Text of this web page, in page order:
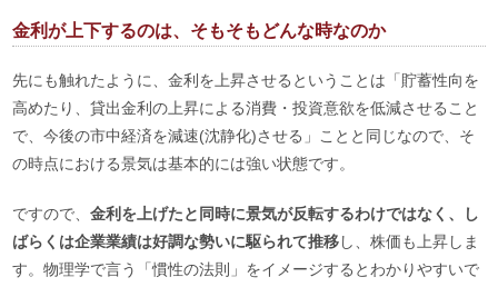
金利が上下するのは、そもそもどんな時なのか
先にも触れたように、金利を上昇させるということは「貯蓄性向を
高めたり、貸出金利の上昇による消費・投資意欲を低減させること
で、今後の市中経済を減速(沈静化)させる」ことと同じなので、そ
の時点における景気は基本的には強い状態です。
ですので、金利を上げたと同時に景気が反転するわけではなく、し
ばらくは企業業績は好調な勢いに駆られて推移し、株価も上昇しま
す。物理学で言う「慣性の法則」をイメージするとわかりやすいで